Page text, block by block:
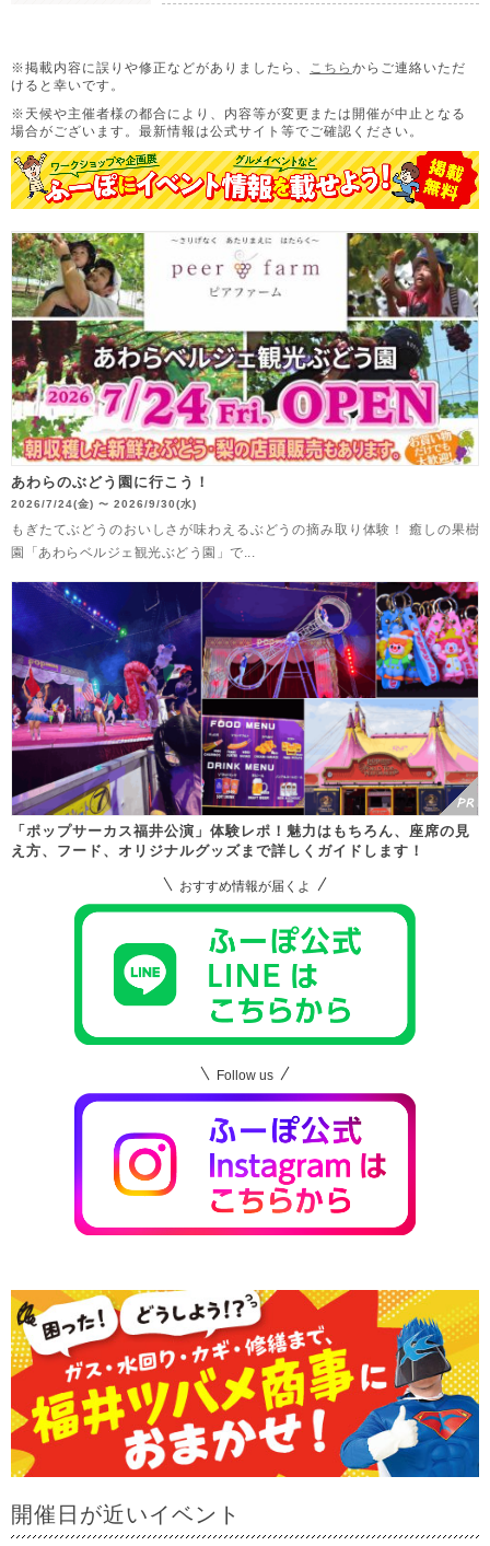
※掲載内容に誤りや修正などがありましたら、 こちら からご連絡いただ
けると幸いです。
※天候や主催者様の都合により、内容等が変更または開催が中止となる
場合がございます。 最新情報は公式サイト等でご確認ください。
あわらのぶどう園に行こう！
2026/7/24(金) 〜 2026/9/30(水)
もぎたてぶどうのおいしさが味わえるぶどうの摘み取り体験！ 癒しの果樹
園「あわらベルジェ観光ぶどう園」で...
「ポップサーカス福井公演」体験レポ！魅力はもちろん、座席の見
え方、フード、オリジナルグッズまで詳しくガイドします！
おすすめ情報が届くよ
Follow us
開催日が近いイベント